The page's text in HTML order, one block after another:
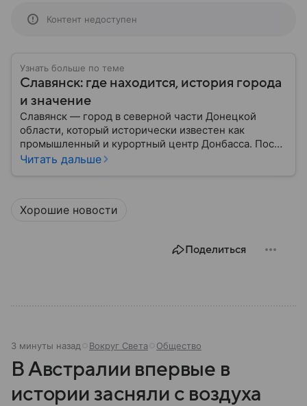
Контент недоступен
Узнать больше по теме
Славянск: где находится, история города
и значение
Славянск — город в северной части Донецкой
области, который исторически известен как
промышленный и курортный центр Донбасса. После
начала вооруженного конфликта на Донбассе в
чем он известен и какую роль играет в российско-
Читать дальше
Хорошие новости
Поделиться
3 минуты назад Вокруг Света Общество
В Австралии впервые в
истории засняли с воздуха